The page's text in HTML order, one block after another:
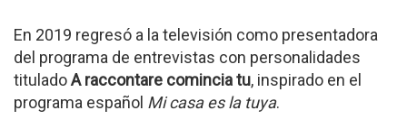
En 2019 regresó a la televisión como presentadora
del programa de entrevistas con personalidades
tituladoA raccontare comincia tu, inspirado en el
programa español Mi casa es la tuya.